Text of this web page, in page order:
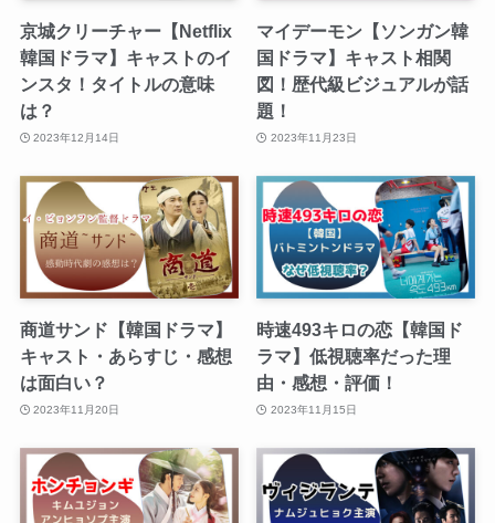
京城クリーチャー【Netflix
韓国ドラマ】キャストのイ
ンスタ！タイトルの意味
は？
2023年12月14日
マイデーモン【ソンガン韓
国ドラマ】キャスト相関
図！歴代級ビジュアルが話
題！
2023年11月23日
商道サンド【韓国ドラマ】
キャスト・あらすじ・感想
は面白い？
2023年11月20日
時速493キロの恋【韓国ド
ラマ】低視聴率だった理
由・感想・評価！
2023年11月15日